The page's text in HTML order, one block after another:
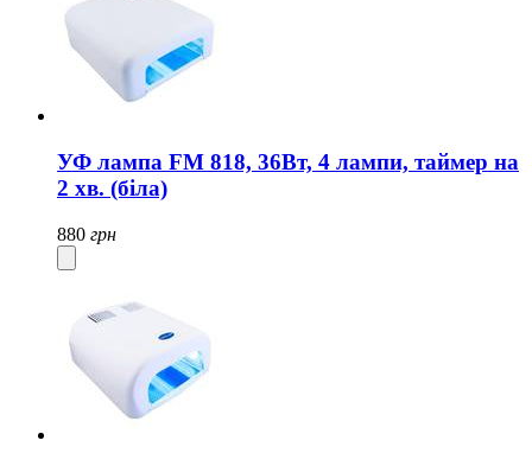
УФ лампа FM 818, 36Вт, 4 лампи, таймер на
2 хв. (біла)
880 грн